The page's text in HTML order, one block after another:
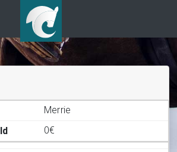
Merrie
0€